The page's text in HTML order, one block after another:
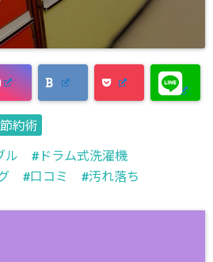
節約術
ル
ドラム式洗濯機
口コミ 汚れ落ち